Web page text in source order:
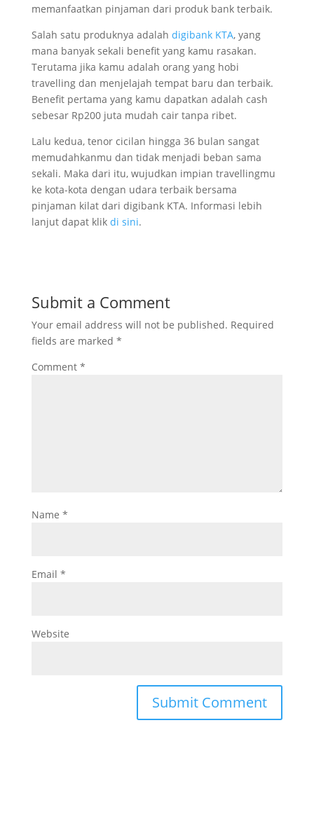
memanfaatkan pinjaman dari produk bank terbaik.
Salah satu produknya adalah digibank KTA, yang
mana banyak sekali benefit yang kamu rasakan.
Terutama jika kamu adalah orang yang hobi
travelling dan menjelajah tempat baru dan terbaik.
Benefit pertama yang kamu dapatkan adalah cash
sebesar Rp200 juta mudah cair tanpa ribet.
Lalu kedua, tenor cicilan hingga 36 bulan sangat
memudahkanmu dan tidak menjadi beban sama
sekali. Maka dari itu, wujudkan impian travellingmu
ke kota-kota dengan udara terbaik bersama
pinjaman kilat dari digibank KTA. Informasi lebih
lanjut dapat klik di sini.
Submit a Comment
Your email address will not be published. Required
fields are marked *
Comment *
Name *
Email *
Website